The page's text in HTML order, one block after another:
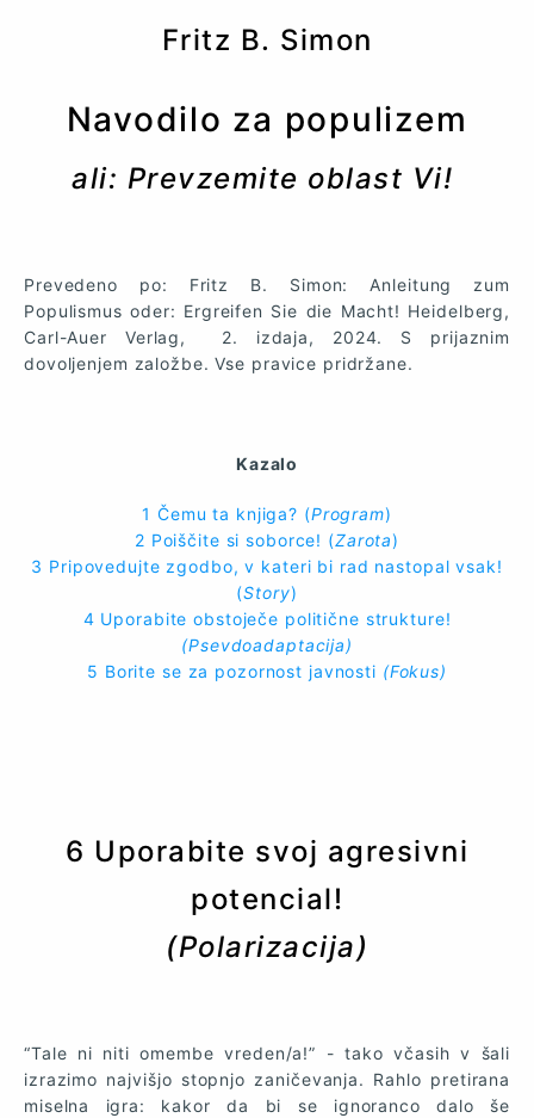
Fritz B. Simon
Navodilo za populizem
ali: Prevzemite oblast Vi!
Prevedeno po: Fritz B. Simon: Anleitung zum
Populismus oder: Ergreifen Sie die Macht! Heidelberg,
Carl-Auer Verlag, 2. izdaja, 2024. S prijaznim
dovoljenjem založbe. Vse pravice pridržane.
Kazalo
1 Čemu ta knjiga? (Program)
2 Poiščite si soborce! (Zarota)
3 Pripovedujte zgodbo, v kateri bi rad nastopal vsak!
(Story)
4 Uporabite obstoječe politične strukture!
(Psevdoadaptacija)
5 Borite se za pozornost javnosti (Fokus)
6 Uporabite svoj agresivni
potencial!
(Polarizacija)
“Tale ni niti omembe vreden/a!” - tako včasih v šali
izrazimo najvišjo stopnjo zaničevanja. Rahlo pretirana
miselna igra: kakor da bi se ignoranco dalo še